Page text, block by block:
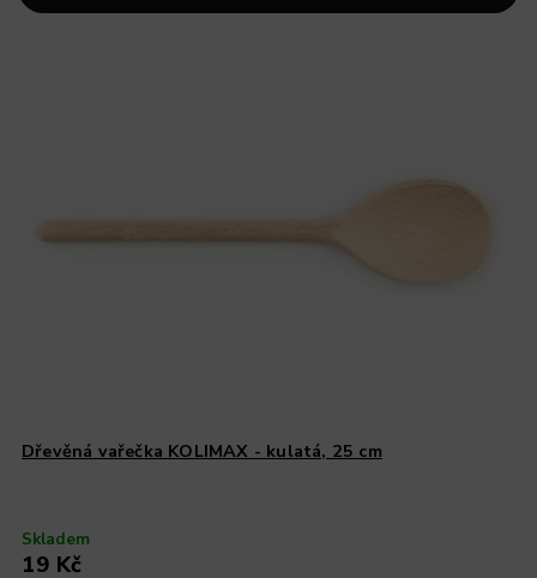
Dřevěná vařečka KOLIMAX - kulatá, 25 cm
Skladem
19 Kč